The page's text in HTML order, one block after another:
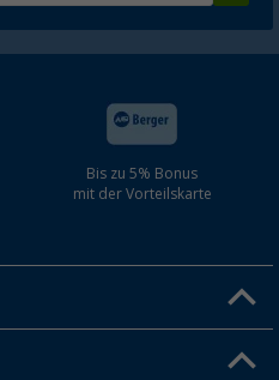
Bis zu 5% Bonus
mit der Vorteilskarte